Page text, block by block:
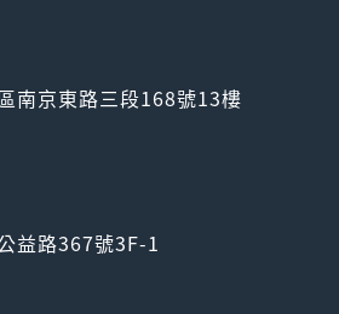
南京東路三段168號13樓
益路367號3F-1